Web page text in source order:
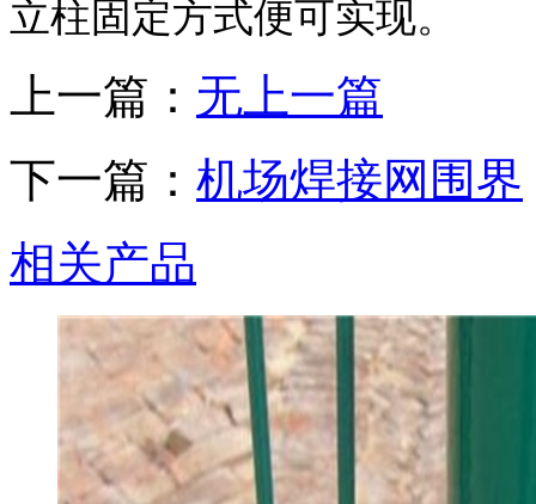
立柱固定方式便可实现。
上一篇： 无上一篇
下一篇： 机场焊接网围界
相关产品